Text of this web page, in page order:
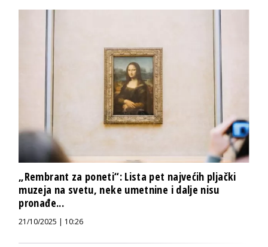
„Rembrant za poneti“: Lista pet najvećih pljački
muzeja na svetu, neke umetnine i dalje nisu
pronađe...
21/10/2025 | 10:26